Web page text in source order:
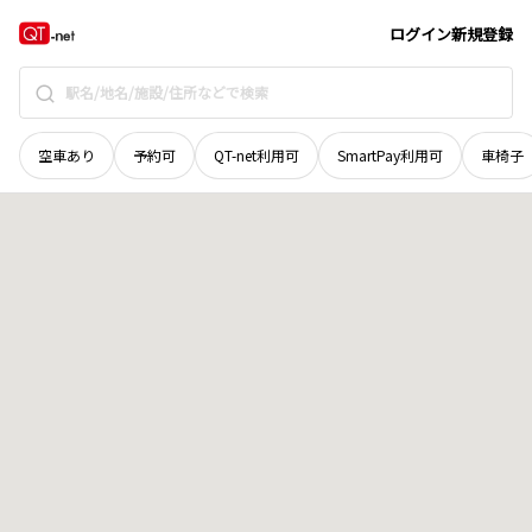
ログイン新規登録
空車あり 予約可 QT-net利用可 SmartPay利用可 車椅子
愛媛県